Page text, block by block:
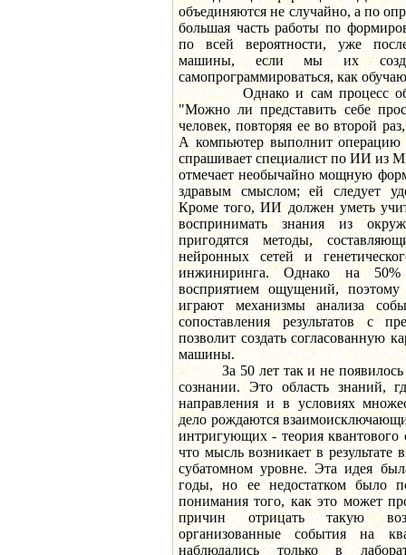
объединяются не случайно, а по
большая часть работы по
по всей вероятности, уже
машины, если мы их
самопрограммироваться, как
Однако и сам процесс
"Можно ли представить себе
человек, повторяя ее во второй
А компьютер выполнит операцию
спрашивает специалист по ИИ из
отмечает необычайно мощную
здравым смыслом; ей следует
Кроме того, ИИ должен уметь
воспринимать знания из
пригодятся методы,
нейронных сетей и
инжиниринга. Однако на 50%
восприятием ощущений,
играют механизмы анализа
сопоставления результатов с
позволит создать согласованную
машины.
За 50 лет так и не появилось
сознании. Это область знаний,
направления и в условиях
дело рождаются
интригующих - теория квантового
что мысль возникает в результате
субатомном уровне. Эта идея
годы, но ее недостатком было
понимания того, как это может
причин отрицать такую
организованные события на
наблюдались только в